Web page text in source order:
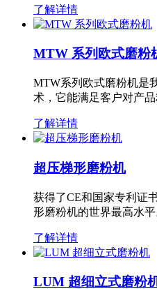
了解详情
MTW 系列欧式磨粉
MTW系列欧式磨粉机是
术，它能满足客户对产
了解详情
超压梯形磨粉机
获得了CE和国家专利证
形磨粉机的世界最高水
了解详情
LUM 超细立式磨粉